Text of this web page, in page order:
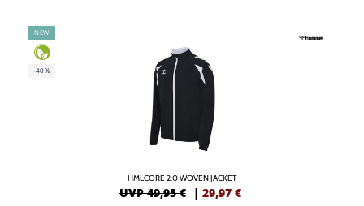
NEW
-40%
HMLCORE 2.0 WOVEN JACKET
UVP 49,95 € | 29,97 €